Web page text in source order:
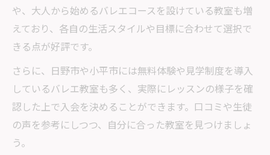
や、大人から始めるバレエコースを設けている教室も増
えており、各自の生活スタイルや目標に合わせて選択で
きる点が好評です。
さらに、日野市や小平市には無料体験や見学制度を導入
しているバレエ教室も多く、実際にレッスンの様子を確
認した上で入会を決めることができます。口コミや生徒
の声を参考にしつつ、自分に合った教室を見つけましょ
う。